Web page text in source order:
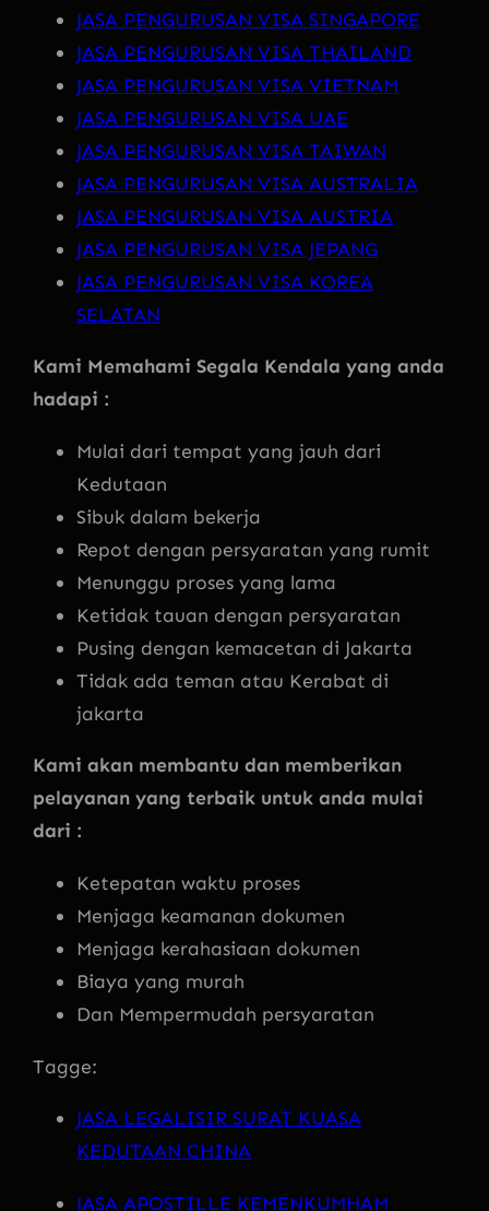
JASA PENGURUSAN VISA SINGAPORE
JASA PENGURUSAN VISA THAILAND
JASA PENGURUSAN VISA VIETNAM
JASA PENGURUSAN VISA UAE
JASA PENGURUSAN VISA TAIWAN
JASA PENGURUSAN VISA AUSTRALIA
JASA PENGURUSAN VISA AUSTRIA
JASA PENGURUSAN VISA JEPANG
JASA PENGURUSAN VISA KOREA
SELATAN
Kami Memahami Segala Kendala yang anda
hadapi :
Mulai dari tempat yang jauh dari
Kedutaan
Sibuk dalam bekerja
Repot dengan persyaratan yang rumit
Menunggu proses yang lama
Ketidak tauan dengan persyaratan
Pusing dengan kemacetan di Jakarta
Tidak ada teman atau Kerabat di
jakarta
Kami akan membantu dan memberikan
pelayanan yang terbaik untuk anda mulai
dari :
Ketepatan waktu proses
Menjaga keamanan dokumen
Menjaga kerahasiaan dokumen
Biaya yang murah
Dan Mempermudah persyaratan
Tagge:
JASA LEGALISIR SURAT KUASA
KEDUTAAN CHINA
JASA APOSTILLE KEMENKUMHAM